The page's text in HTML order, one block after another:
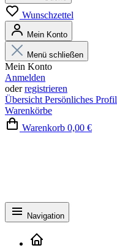
Wunschzettel
Mein Konto
Menü schließen
Mein Konto
Anmelden
oderregistrieren
Übersicht Persönliches Profil
Warenkörbe
Warenkorb 0,00 €
Navigation